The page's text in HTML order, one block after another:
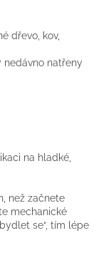
dřevo, kov,
natřeny
na hladké,
než začnete
mechanické
se“, tím lépe